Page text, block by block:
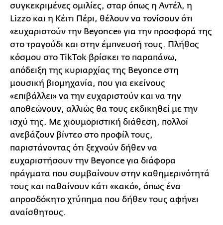
συγκεκριμένες ομιλίες, σταρ όπως η Αντέλ, η
Lizzo και η Κέιτι Πέρι, θέλουν να τονίσουν ότι
«ευχαριστούν την Beyonce» για την προσφορά της
στο τραγούδι και στην έμπνευσή τους. Πλήθος
κόσμου στο TikTok βρίσκει το παραπάνω,
απόδειξη της κυριαρχίας της Beyonce στη
μουσική βιομηχανία, που για εκείνους
«επιβάλλει» να την ευχαριστούν και να την
αποθεώνουν, αλλιώς θα τους εκδικηθεί με την
ισχύ της. Με χιουμοριστική διάθεση, πολλοί
ανεβάζουν βίντεο στο προφίλ τους,
παριστάνοντας ότι ξεχνούν δήθεν να
ευχαριστήσουν την Beyonce για διάφορα
πράγματα που συμβαίνουν στην καθημερινότητά
τους και παθαίνουν κάτι «κακό», όπως ένα
απροσδόκητο χτύπημα που δήθεν τους αφήνει
αναίσθητους.